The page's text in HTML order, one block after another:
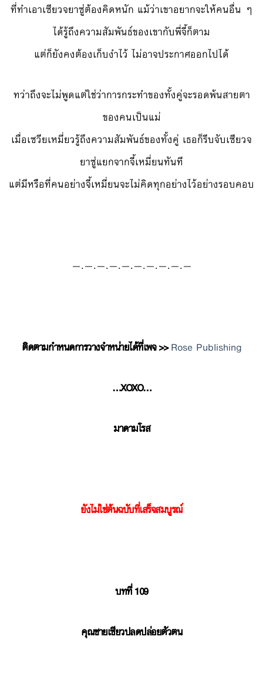
ที่ทำเอาเซียวจยาซู่ต้องคิดหนัก แม้ว่าเขาอยากจะให้คนอื่น ๆ
ได้รู้ถึงความสัมพันธ์ของเขากับพี่จี้ก็ตาม
แต่ก็ยังคงต้องเก็บงำไว้ ไม่อาจประกาศออกไปได้
ทว่าถึงจะไม่พูดแต่ใช่ว่าการกระทำของทั้งคู่จะรอดพ้นสายตา
ของคนเป็นแม่
เมื่อเซวียเหมี่ยวรู้ถึงความสัมพันธ์ของทั้งคู่ เธอก็รีบจับเซียวจ
ยาซู่แยกจากจี้เหมี่ยนทันที
แต่มีหรือที่คนอย่างจี้เหมี่ยนจะไม่คิดทุกอย่างไว้อย่างรอบคอบ
—.—.—.—.—.—.—.—.—.—
ติดตามกำหนดการวางจำหน่ายได้ที่เพจ >>Rose Publishing
…XOXO…
มาดามโรส
ยังไม่ใช่ต้นฉบับที่เสร็จสมบูรณ์
บทที่ 109
คุณชายเซียวปลดปล่อยตัวตน